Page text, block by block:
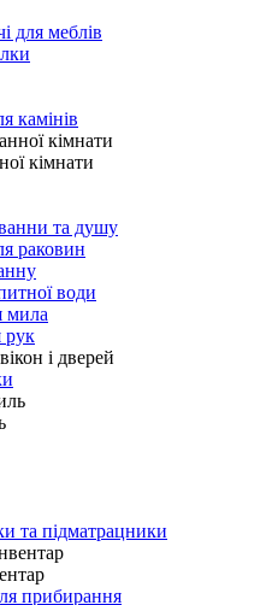
для меблів
камінів
кімнати
та душу
раковин
води
мила
рук
і дверей
та підматрацники